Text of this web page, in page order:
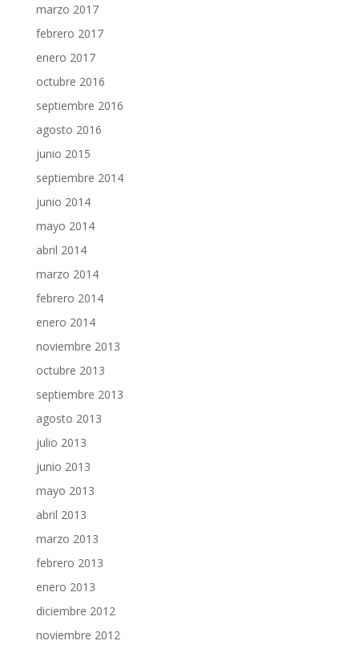
marzo 2017
febrero 2017
enero 2017
octubre 2016
septiembre 2016
agosto 2016
junio 2015
septiembre 2014
junio 2014
mayo 2014
abril 2014
marzo 2014
febrero 2014
enero 2014
noviembre 2013
octubre 2013
septiembre 2013
agosto 2013
julio 2013
junio 2013
mayo 2013
abril 2013
marzo 2013
febrero 2013
enero 2013
diciembre 2012
noviembre 2012